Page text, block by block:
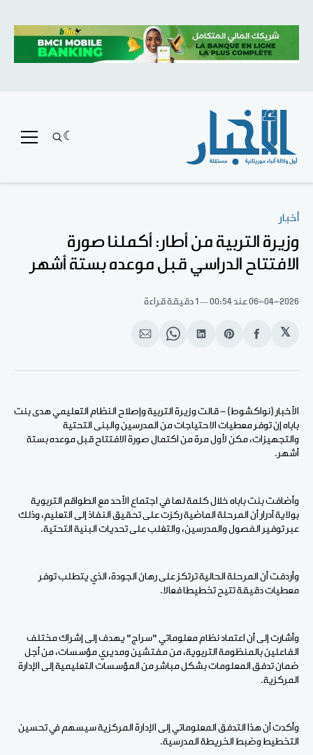
أخبار
وزيرة التربية من أطار: أكملنا صورة
الافتتاح الدراسي قبل موعده بستة أشهر
06-04-2026عند 00:54 1 دقيقة قراءة
𝕏
انشر
الفيسبوك
Share
Pinterest
انشر
لينكد
Share
WhatsApp
انشر
الإيميل
الأخبار (نواكشوط) - قالت وزيرة التربية وإصلاح النظام التعليمي هدى بنت
باباه إن توفر معطيات الاحتياجات من المدرسين والبنى التحتية
والتجهيزات، مكن لأول مرة من اكتمال صورة الافتتاح قبل موعده بستة
أشهر.
وأضافت بنت باباه خلال كلمة لها في اجتماع الأحد مع الطواقم التربوية
بولاية آدرار أن المرحلة الماضية ركزت على تحقيق النفاذ إلى التعليم، وذلك
عبر توفير الفصول والمدرسين، والتغلب على تحديات البنية التحتية.
وأردفت أن المرحلة الحالية ترتكز على رهان الجودة، الذي يتطلب توفر
معطيات دقيقة تتيح تخطيطا فعالا.
وأشارت إلى أن اعتماد نظام معلوماتي "سراج" يهدف إلى إشراك مختلف
الفاعلين بالمنظومة التربوية، من مفتشين ومديري مؤسسات، من أجل
ضمان تدفق المعلومات بشكل مباشر من المؤسسات التعليمية إلى الإدارة
المركزية.
وأكدت أن هذا التدفق المعلوماتي إلى الإدارة المركزية سيسهم في تحسين
التخطيط وضبط الخريطة المدرسية.